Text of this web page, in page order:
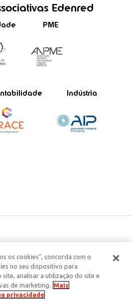
Edenred
PME
Indústria
os cookies", concorda com o
no seu dispositivo para
site, analisar a utilização do site e
de marketing. Mais
privacidade